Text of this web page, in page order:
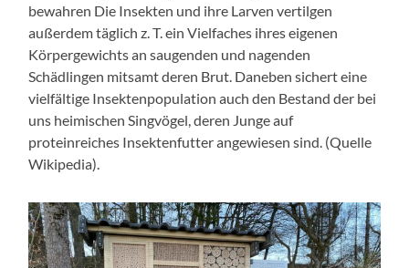
bewahren Die Insekten und ihre Larven vertilgen
außerdem täglich z. T. ein Vielfaches ihres eigenen
Körpergewichts an saugenden und nagenden
Schädlingen mitsamt deren Brut. Daneben sichert eine
vielfältige Insektenpopulation auch den Bestand der bei
uns heimischen Singvögel, deren Junge auf
proteinreiches Insektenfutter angewiesen sind. (Quelle
Wikipedia).